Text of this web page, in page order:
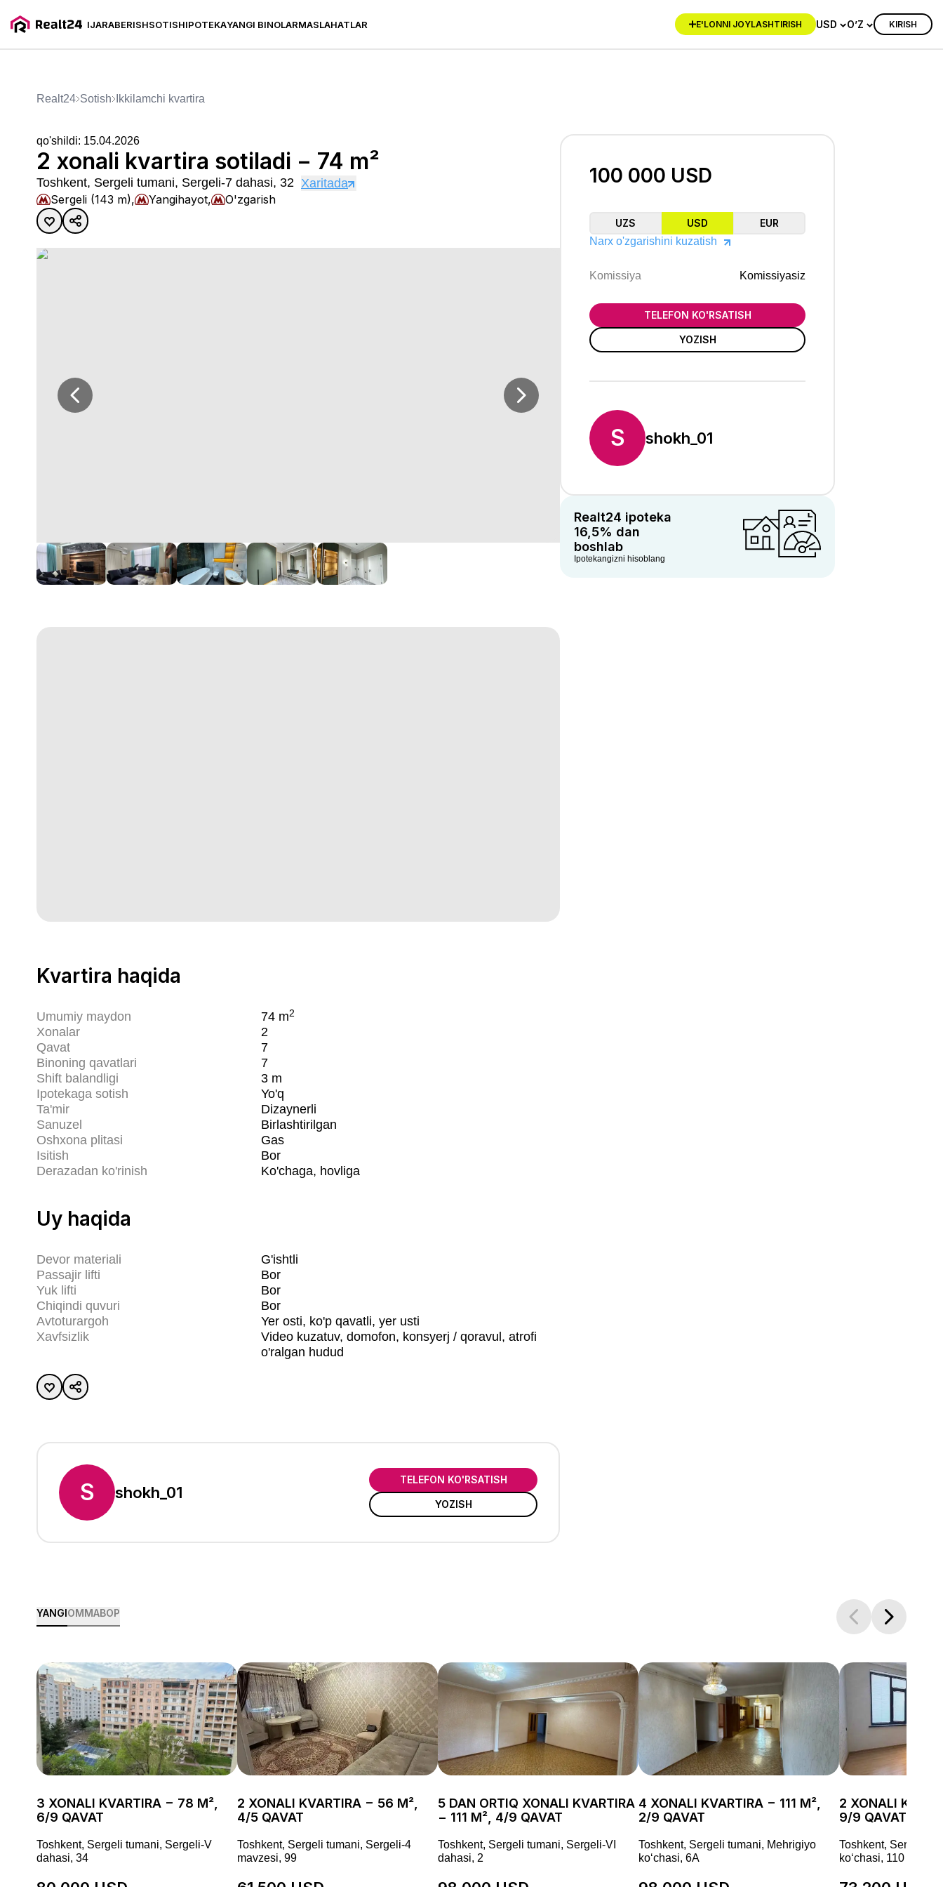
IJARABERISHSOTISHIPOTEKAYANGI BINOLARMASLAHATLAR E'LONNI JOYLASHTIRISH USD O’Z KIRISH
2 xonali kvartira sotiladi − 74 m²
Realt24 Sotish ikkilamchi kvartira
qo'shildi: 15.04.2026
2 xonali kvartira sotiladi − 74 m²
Toshkent, Sergeli tumani, Sergeli-7 dahasi, 32 Xaritada
Sergeli (143 m),
Yangihayot, O'zgarish
Kvartira haqida
Umumiy maydon 74 m2
Xonalar
2
Qavat
7
Binoning qavatlari
7
Shift balandligi
3 m
Ipotekaga sotish
Yo'q
Ta'mir
Dizaynerli
Sanuzel
Birlashtirilgan
Oshxona plitasi
Gas
Isitish
Bor
Derazadan ko'rinish
Ko'chaga, hovliga
Uy haqida
Devor materiali
G'ishtli
Passajir lifti
Bor
Yuk lifti
Bor
Chiqindi quvuri
Bor
Avtoturargoh
Yer osti, ko'p qavatli, yer usti
Xavfsizlik
Video kuzatuv, domofon, konsyerj / qoravul, atrofi
o'ralgan hudud
S shokh_01
TELEFON KO'RSATISH
YOZISH
100 000 USD
UZS USD
EUR
Narx o'zgarishini kuzatish
Komissiya Komissiyasiz
TELEFON KO'RSATISH
YOZISH
S shokh_01
Realt24 ipoteka
16,5% dan
boshlab
Ipotekangizni hisoblang
YANGIOMMABOP
3 XONALI KVARTIRA − 78 M²,
6/9 QAVAT
Toshkent, Sergeli tumani, Sergeli-V
dahasi, 34
2 XONALI KVARTIRA − 56 M²,
4/5 QAVAT
Toshkent, Sergeli tumani, Sergeli-4
mavzesi, 99
5 DAN ORTIQ XONALI KVARTIRA
− 111 M², 4/9 QAVAT
Toshkent, Sergeli tumani, Sergeli-VI
dahasi, 2
4 XONALI KVARTIRA − 111 M²,
2/9 QAVAT
Toshkent, Sergeli tumani, Mehrigiyo
koʻchasi, 6A
2 XONALI
9/9 QAVAT
Toshkent, Sergeli
koʻchasi, 110